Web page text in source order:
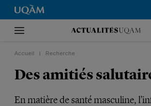
Accueil Recherche
Des amitiés
En matière de santé masculine,